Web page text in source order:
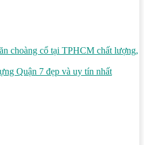
choàng cổ tại TPHCM chất lượng,
Quận 7 đẹp và uy tín nhất